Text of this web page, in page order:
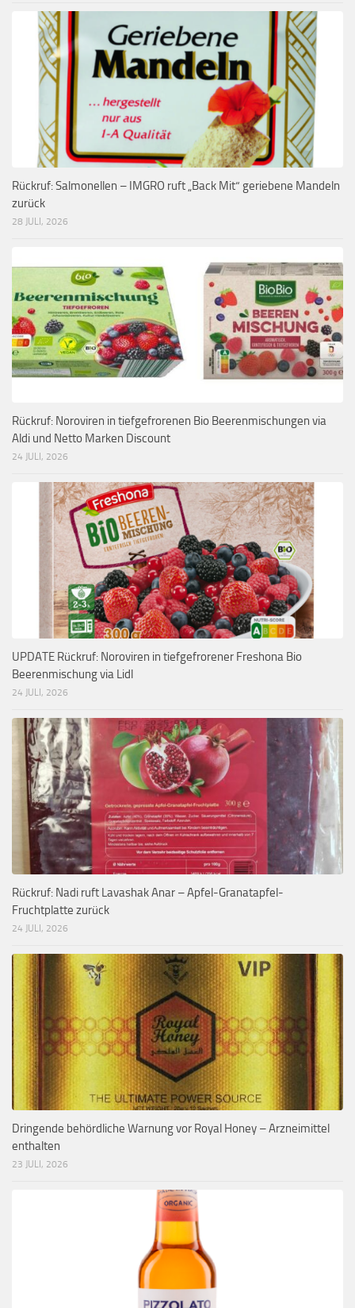
Rückruf: Salmonellen – IMGRO ruft „Back Mit“ geriebene Mandeln
zurück
28 JULI, 2026
Rückruf: Noroviren in tiefgefrorenen Bio Beerenmischungen via
Aldi und Netto Marken Discount
24 JULI, 2026
UPDATE Rückruf: Noroviren in tiefgefrorener Freshona Bio
Beerenmischung via Lidl
24 JULI, 2026
Rückruf: Nadi ruft Lavashak Anar – Apfel-Granatapfel-
Fruchtplatte zurück
24 JULI, 2026
Dringende behördliche Warnung vor Royal Honey – Arzneimittel
enthalten
23 JULI, 2026